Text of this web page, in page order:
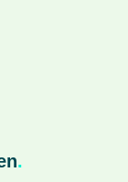
.